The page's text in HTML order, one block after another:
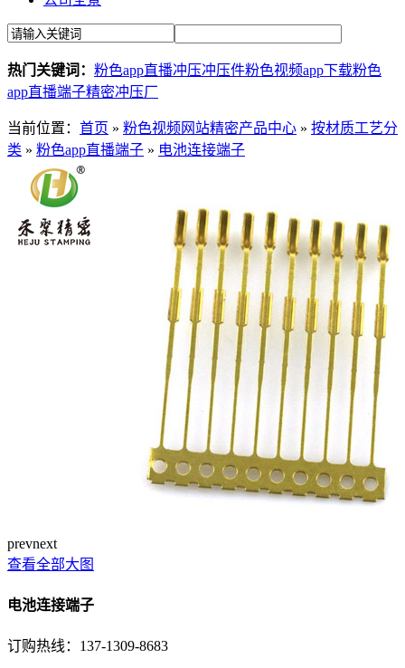
热门关键词： 粉色app直播冲压冲压件粉色视频app下载粉色
app直播端子精密冲压厂
当前位置： 首页 » 粉色视频网站精密产品中心 » 按材质工艺分
类 » 粉色app直播端子 » 电池连接端子
prevnext
查看全部大图
电池连接端子
订购热线： 137-1309-8683